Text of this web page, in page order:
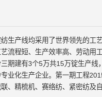
生产线均采用了世界领先的工
流程短、生产效率高、劳动用
期建有3个5万共15万锭生产线
业化生产企业。第一期工程
、精梳机、赛络纺、紧密纺及